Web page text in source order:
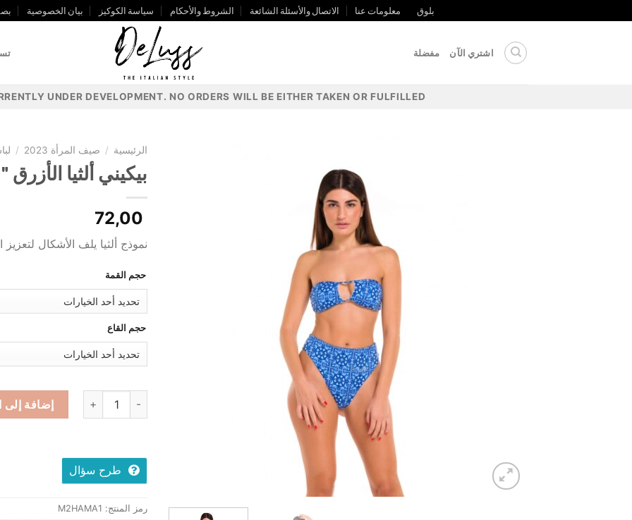
إلى
بلوق معلومات عنا الاتصال والأسئلة الشائعة الشروط والأحكام سياسة الكوكيز بيان الخصوصية
اشتري الآن مفضلة
UNDER DEVELOPMENT. NO ORDERS WILL BE EITHER TAKEN OR FULFILLED.
الرئيسية / صيف المرأة 2023 /
بيكيني ألثيا
72,00
نموذج ألثيا يلف الأشكال
حجم القمة
حجم القاع
إضافة إلى
طرح سؤال
رمز المنتج: M2HAMA1